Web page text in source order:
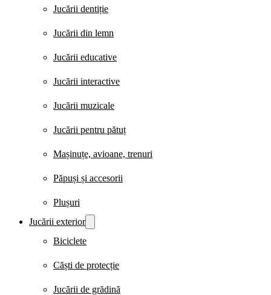
Jucării dentiție
Jucării din lemn
Jucării educative
Jucării interactive
Jucării muzicale
Jucării pentru pătuț
Mașinuțe, avioane, trenuri
Păpuși și accesorii
Plușuri
Jucării exterior
Biciclete
Căști de protecție
Jucării de grădină